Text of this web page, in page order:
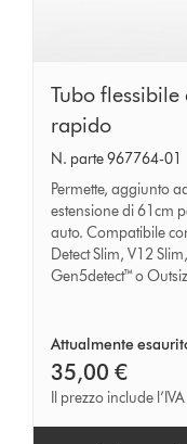
Tubo
flessibile
di
prolunga
ad
attacco
rapido
Tubo
rapido
N. parte 967764-01
Permette, aggiunto
estensione di 61cm
auto. Compatibile
Detect Slim, V12
Gen5detect™ o
Attualmente
35,00 €
Il prezzo include l’IVA